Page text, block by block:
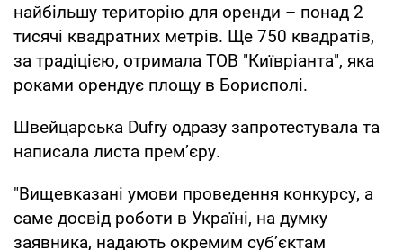
найбільшу територію для оренди – понад 2
тисячі квадратних метрів. Ще 750 квадратів,
за традіцією, отримала ТОВ "Київріанта", яка
роками орендує площу в Борисполі.
Швейцарська Dufry одразу запротестувала та
написала листа прем’єру.
"Вищевказані умови проведення конкурсу, а
саме досвід роботи в Україні, на думку
заявника, надають окремим суб’єктам